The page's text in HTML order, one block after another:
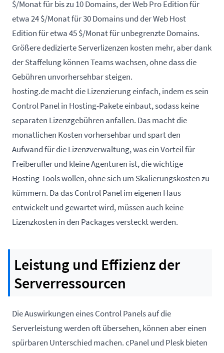
$/Monat für bis zu 10 Domains, der Web Pro Edition für
etwa 24 $/Monat für 30 Domains und der Web Host
Edition für etwa 45 $/Monat für unbegrenzte Domains.
Größere dedizierte Serverlizenzen kosten mehr, aber dank
der Staffelung können Teams wachsen, ohne dass die
Gebühren unvorhersehbar steigen.
hosting.de macht die Lizenzierung einfach, indem es sein
Control Panel in Hosting-Pakete einbaut, sodass keine
separaten Lizenzgebühren anfallen. Das macht die
monatlichen Kosten vorhersehbar und spart den
Aufwand für die Lizenzverwaltung, was ein Vorteil für
Freiberufler und kleine Agenturen ist, die wichtige
Hosting-Tools wollen, ohne sich um Skalierungskosten zu
kümmern. Da das Control Panel im eigenen Haus
entwickelt und gewartet wird, müssen auch keine
Lizenzkosten in den Packages versteckt werden.
Leistung und Effizienz der
Serverressourcen
Die Auswirkungen eines Control Panels auf die
Serverleistung werden oft übersehen, können aber einen
spürbaren Unterschied machen. cPanel und Plesk bieten